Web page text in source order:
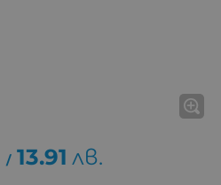
/ 13.91 лв.